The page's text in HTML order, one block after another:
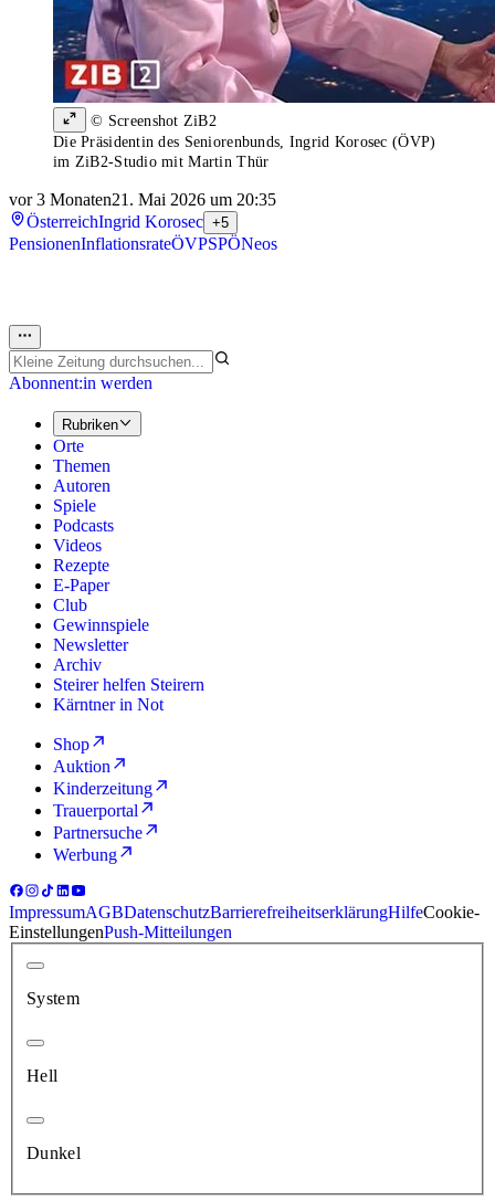
© Screenshot ZiB2
Die Präsidentin des Seniorenbunds, Ingrid Korosec (ÖVP)
im ZiB2-Studio mit Martin Thür
vor 3 Monaten21. Mai 2026 um 20:35
ÖsterreichIngrid Korosec +5
PensionenInflationsrateÖVPSPÖNeos
Abonnent:in werden
Rubriken
Orte
Themen
Autoren
Spiele
Podcasts
Videos
Rezepte
E-Paper
Club
Gewinnspiele
Newsletter
Archiv
Steirer helfen Steirern
Kärntner in Not
Shop
Auktion
Kinderzeitung
Trauerportal
Partnersuche
Werbung
ImpressumAGBDatenschutzBarrierefreiheitserklärungHilfeCookie-
EinstellungenPush-Mitteilungen
System
Hell
Dunkel